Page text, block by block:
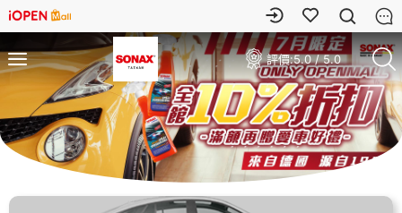
評價:5.0 / 5.0